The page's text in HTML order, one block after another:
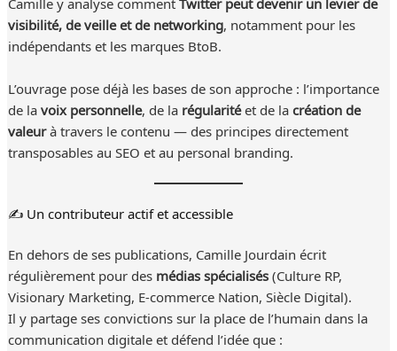
visibilité, de veille et de networking, notamment pour les
indépendants et les marques BtoB.
L’ouvrage pose déjà les bases de son approche : l’importance
de lavoix personnelle, de larégularitéet de lacréation de
valeurà travers le contenu — des principes directement
transposables au SEO et au personal branding.
✍️ Un contributeur actif et accessible
En dehors de ses publications, Camille Jourdain écrit
régulièrement pour desmédias spécialisés(Culture RP,
Visionary Marketing, E-commerce Nation, Siècle Digital).
Il y partage ses convictions sur la place de l’humain dans la
communication digitale et défend l’idée que :